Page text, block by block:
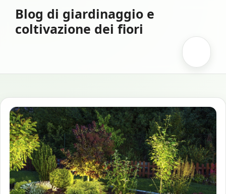
contenuto
Blog di giardinaggio e
coltivazione dei fiori